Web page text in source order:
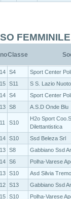
FEMMINILE
Classe
S4
Sport Center
S11
S S. Lazio Nuoto
S4
Sport Center
S8 A.S.D Onde Blu
S10
H2o Sport
Dilettantistica
S10
Ssd Beleza Srl
S8
Gabbiano Ssd
S6
Polha-Varese
S10
Asd Silvia
S13
Gabbiano Ssd
S10
Polha-Varese